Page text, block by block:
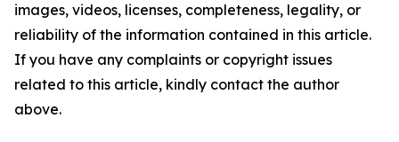
images, videos, licenses, completeness, legality, or
reliability of the information contained in this article.
If you have any complaints or copyright issues
related to this article, kindly contact the author
above.